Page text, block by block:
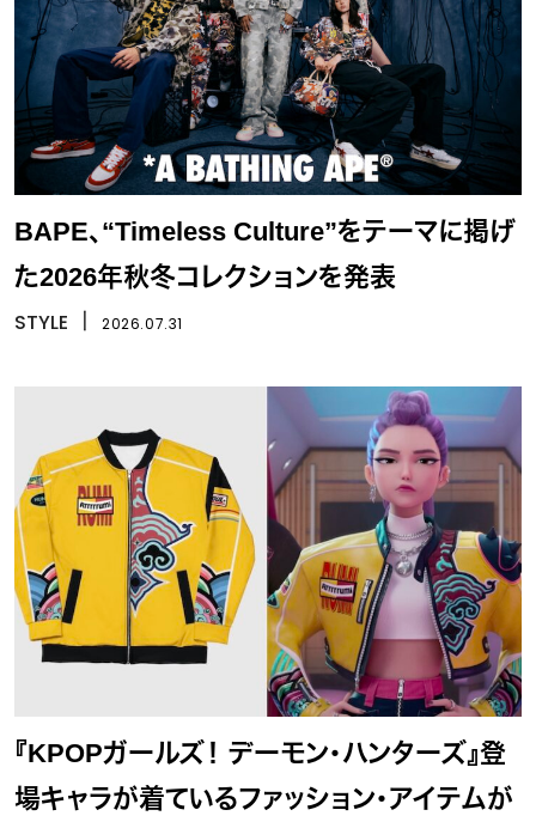
BAPE、“Timeless Culture”をテーマに掲げ
た2026年秋冬コレクションを発表
STYLE 2026.07.31
『KPOPガールズ！ デーモン・ハンターズ』登
場キャラが着ているファッション・アイテムが